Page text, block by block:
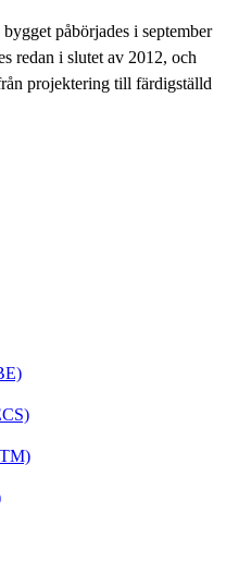
påbörjades i september
redan i slutet av 2012, och
projektering till färdigställd